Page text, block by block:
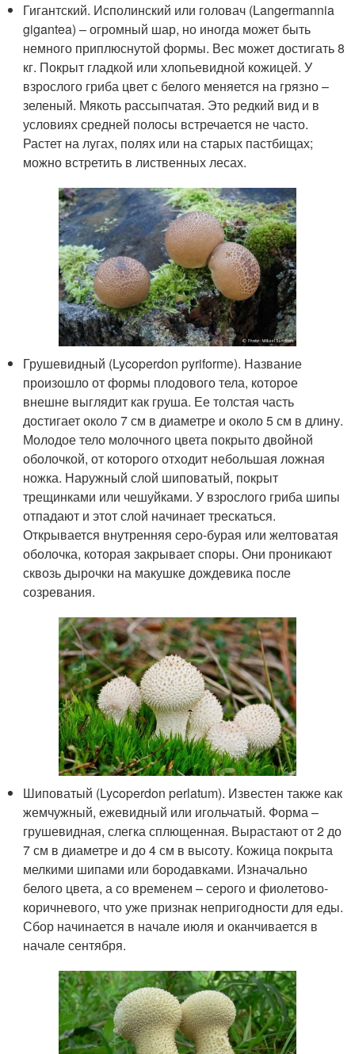
Гигантский. Исполинский или головач (Langermannia
gigantea) – огромный шар, но иногда может быть
немного приплюснутой формы. Вес может достигать 8
кг. Покрыт гладкой или хлопьевидной кожицей. У
взрослого гриба цвет с белого меняется на грязно –
зеленый. Мякоть рассыпчатая. Это редкий вид и в
условиях средней полосы встречается не часто.
Растет на лугах, полях или на старых пастбищах;
можно встретить в лиственных лесах.
Грушевидный (Lycoperdon pyriforme). Название
произошло от формы плодового тела, которое
внешне выглядит как груша. Ее толстая часть
достигает около 7 см в диаметре и около 5 см в длину.
Молодое тело молочного цвета покрыто двойной
оболочкой, от которого отходит небольшая ложная
ножка. Наружный слой шиповатый, покрыт
трещинками или чешуйками. У взрослого гриба шипы
отпадают и этот слой начинает трескаться.
Открывается внутренняя серо-бурая или желтоватая
оболочка, которая закрывает споры. Они проникают
сквозь дырочки на макушке дождевика после
созревания.
Шиповатый (Lycoperdon perlatum). Известен также как
жемчужный, ежевидный или игольчатый. Форма –
грушевидная, слегка сплющенная. Вырастают от 2 до
7 см в диаметре и до 4 см в высоту. Кожица покрыта
мелкими шипами или бородавками. Изначально
белого цвета, а со временем – серого и фиолетово-
коричневого, что уже признак непригодности для еды.
Сбор начинается в начале июля и оканчивается в
начале сентября.